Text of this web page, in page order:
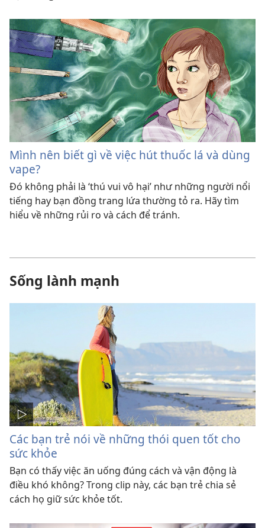
Mình nên biết gì về việc hút thuốc lá và dùng
vape?
Đó không phải là ‘thú vui vô hại’ như những người nổi
tiếng hay bạn đồng trang lứa thường tỏ ra. Hãy tìm
hiểu về những rủi ro và cách để tránh.
Sống lành mạnh
Các bạn trẻ nói về những thói quen tốt cho
sức khỏe
Bạn có thấy việc ăn uống đúng cách và vận động là
điều khó không? Trong clip này, các bạn trẻ chia sẻ
cách họ giữ sức khỏe tốt.